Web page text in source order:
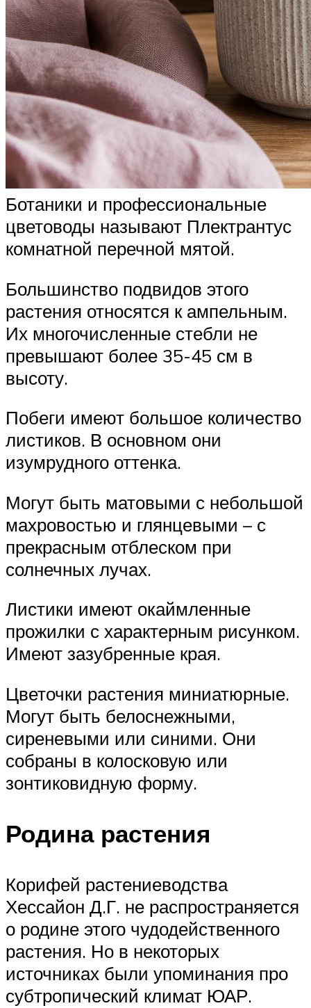
Ботаники и профессиональные
цветоводы называют Плектрантус
комнатной перечной мятой.
Большинство подвидов этого
растения относятся к ампельным.
Их многочисленные стебли не
превышают более 35-45 см в
высоту.
Побеги имеют большое количество
листиков. В основном они
изумрудного оттенка.
Могут быть матовыми с небольшой
махровостью и глянцевыми – с
прекрасным отблеском при
солнечных лучах.
Листики имеют окаймленные
прожилки с характерным рисунком.
Имеют зазубренные края.
Цветочки растения миниатюрные.
Могут быть белоснежными,
сиреневыми или синими. Они
собраны в колосковую или
зонтиковидную форму.
Родина растения
Корифей растениеводства
Хессайон Д.Г. не распространяется
о родине этого чудодейственного
растения. Но в некоторых
источниках были упоминания про
субтропический климат ЮАР.